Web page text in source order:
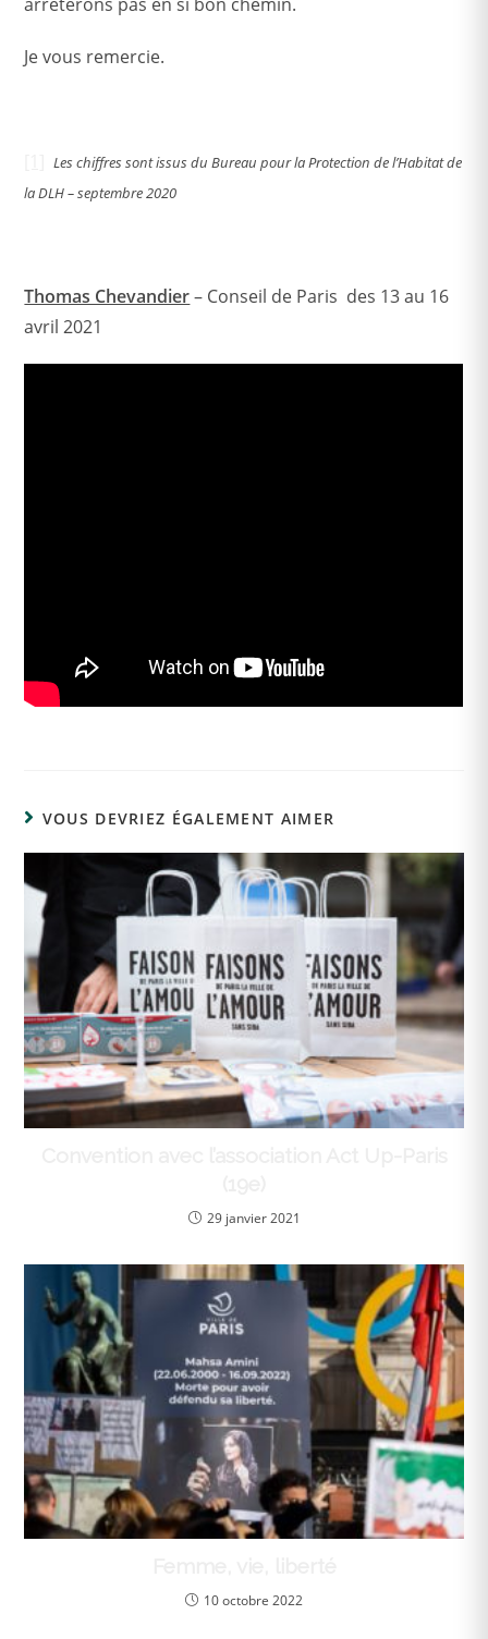
Je vous remercie.
Les chiffres sont issus du Bureau pour la Protection de l’Habitat de
la DLH – septembre 2020
Thomas Chevandier– Conseil de Paris des 13 au 16
avril 2021
VOUS DEVRIEZ ÉGALEMENT AIMER
29 janvier 2021
10 octobre 2022